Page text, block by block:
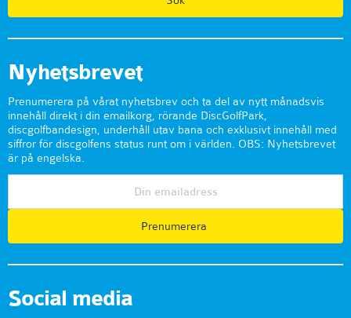
Nyhetsbrevet
Prenumerera på vårat nyhetsbrev och ta del av nytt månadsvis
innehåll direkt i din emailkorg, rörande DiscGolfPark,
discgolfbandesign, underhåll utav bana och exklusivt innehåll med
siffror för discgolfens status runt om i världen. OBS: Nyhetsbrevet
är på engelska.
Prenumerera
Social media